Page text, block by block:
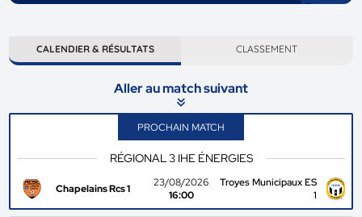
CALENDIER & RÉSULTATS CLASSEMENT
Aller au match suivant
PROCHAIN MATCH
RÉGIONAL 3 IHE ÉNERGIES
Chapelains Rcs 1
23/08/2026
16:00
Troyes Municipaux ES
1